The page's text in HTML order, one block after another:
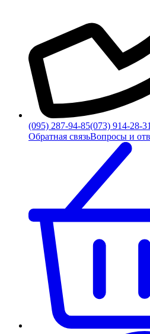
(095) 287-94-85(073) 914-28-31
Обратная связьВопросы и